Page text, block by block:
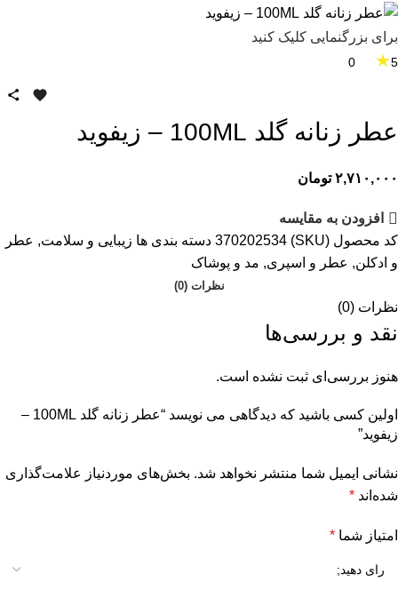
برای بزرگنمایی کلیک کنید
5
★
عطر زنانه گلد 100ML – زیفوید
۲,۷۱۰,۰۰۰ تومان
افزودن به مقایسه
کد محصول (SKU)
370202534 دسته بندی ها زیبایی و سلامت, عطر
و ادکلن, عطر و اسپری, مد و پوشاک
نظرات (0)
نظرات (0)
نقد و بررسی‌ها
هنوز بررسی‌ای ثبت نشده است.
اولین کسی باشید که دیدگاهی می نویسد “عطر زنانه گلد 100ML –
زیفوید”
نشانی ایمیل شما منتشر نخواهد شد. بخش‌های موردنیاز علامت‌گذاری
شده‌اند *
امتیاز شما *